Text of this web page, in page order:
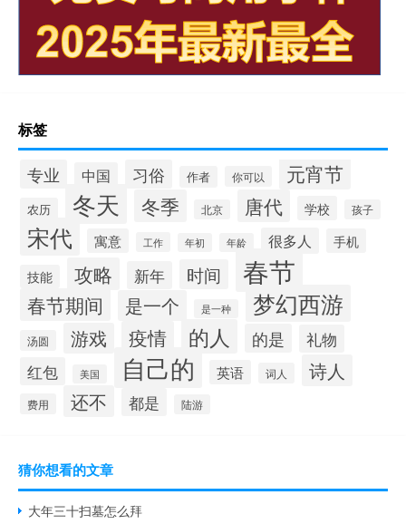
标签
专业 中国 习俗 作者 你可以 元宵节
农历 冬天 冬季 北京 唐代 学校 孩子
宋代 寓意 工作 年初 年龄 很多人 手机
技能 攻略 新年 时间 春节
春节期间 是一个 是一种 梦幻西游
汤圆 游戏 疫情 的人 的是
礼物
红包
美国 自己的 英语 词人 诗人
费用 还不 都是 陆游
猜你想看的文章
大年三十扫墓怎么拜